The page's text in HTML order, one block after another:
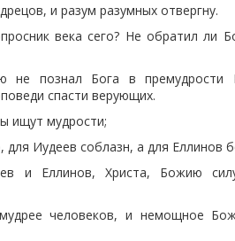
и разум разумных отвергну.
века сего? Не обратил ли
не познал Бога в премудрости
спасти верующих.
ищут мудрости;
Иудеев соблазн, а для Еллинов
и Еллинов, Христа, Божию
человеков, и немощное